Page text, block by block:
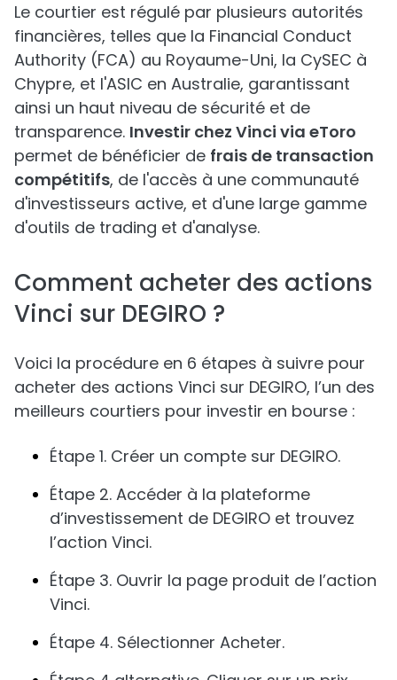
Le courtier est régulé par plusieurs autorités
financières, telles que la Financial Conduct
Authority (FCA) au Royaume-Uni, la CySEC à
Chypre, et l'ASIC en Australie, garantissant
ainsi un haut niveau de sécurité et de
transparence. Investir chez Vinci via eToro
permet de bénéficier de frais de transaction
compétitifs, de l'accès à une communauté
d'investisseurs active, et d'une large gamme
d'outils de trading et d'analyse.
Comment acheter des actions
Vinci sur DEGIRO ?
Voici la procédure en 6 étapes à suivre pour
acheter des actions Vinci sur DEGIRO, l’un des
meilleurs courtiers pour investir en bourse :
Étape 1. Créer un compte sur DEGIRO.
Étape 2. Accéder à la plateforme
d’investissement de DEGIRO et trouvez
l’action Vinci.
Étape 3. Ouvrir la page produit de l’action
Vinci.
Étape 4. Sélectionner Acheter.